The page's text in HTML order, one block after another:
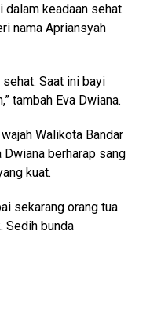
keadaan sehat.
nama Apriansyah
Saat ini bayi
tambah Eva Dwiana.
Walikota Bandar
Dwiana berharap sang
kuat.
sekarang orang tua
Sedih bunda